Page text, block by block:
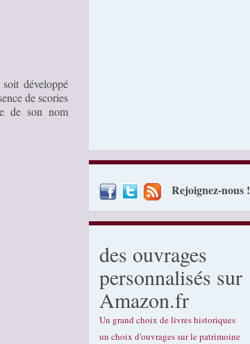
développé
de scories
de son nom
Rejoignez-nous !
des ouvrages
personnalisés sur
Amazon.fr
Un grand choix de livres historiques
un choix d'ouvrages sur le patrimoine